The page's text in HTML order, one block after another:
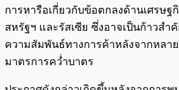
การหารือเกี่ยวกับข้อตกลงด้านเศรษฐ
สหรัฐฯ และรัสเซีย ซึ่งอาจเป็นก้าวสำ
ความสัมพันธ์ทางการค้าหลังจากหลา
มาตรการคว่ำบาตร